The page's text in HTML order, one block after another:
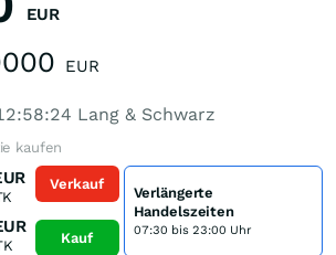
EUR
EUR
Lang & Schwarz
kaufen
Verkauf
Kauf
Verlängerte
Handelszeiten
07:30 bis 23:00 Uhr